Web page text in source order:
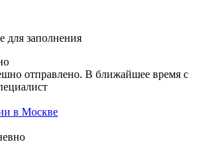
для заполнения
отправлено. В ближайшее время с